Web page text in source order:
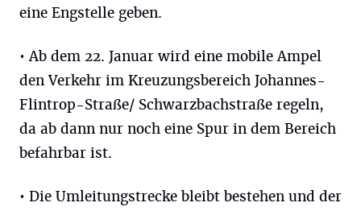
eine Engstelle geben.
• Ab dem 22. Januar wird eine mobile Ampel
den Verkehr im Kreuzungsbereich Johannes-
Flintrop-Straße/ Schwarzbachstraße regeln,
da ab dann nur noch eine Spur in dem Bereich
befahrbar ist.
• Die Umleitungstrecke bleibt bestehen und der